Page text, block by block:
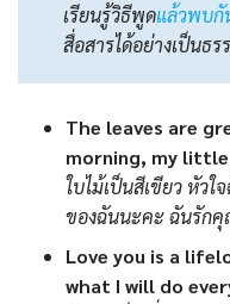
เรียนรู้วิธีพูดแล้วพบกั
สื่อสารได้อย่างเป็นธ
The leaves are
morning, my
ใบไม้เป็นสีเขียว หัว
ของฉันนะคะ ฉันรัก
Love you is a
what I will do